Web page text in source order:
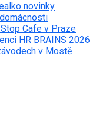
novinky
Cafe v Praze
HR BRAINS 2026
v Mostě